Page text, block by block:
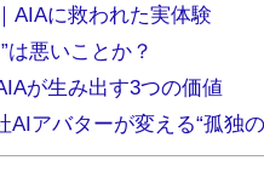
AIAに救われた実体験
は悪いことか？
が生み出す3つの価値
AIアバターが変える“孤独